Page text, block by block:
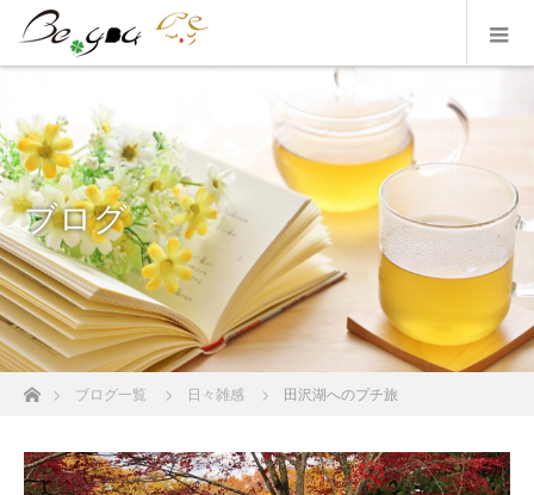
ブログ
ホームブログ一覧 日々雑感 田沢湖へのプチ旅